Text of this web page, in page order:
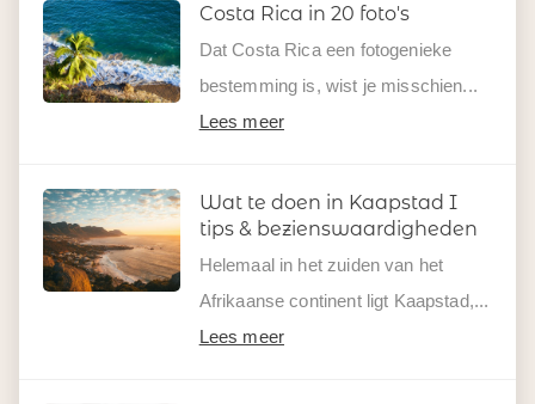
Costa Rica in 20 foto's
Dat Costa Rica een fotogenieke
bestemming is, wist je misschien...
Lees meer
Wat te doen in Kaapstad I
tips & bezienswaardigheden
Helemaal in het zuiden van het
Afrikaanse continent ligt Kaapstad,...
Lees meer